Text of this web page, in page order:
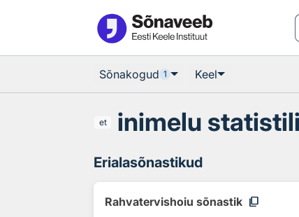
Sõnakogud 1 Keel
et inimelu
Erialasõnastikud
Rahvatervishoiu sõnastik content_copy